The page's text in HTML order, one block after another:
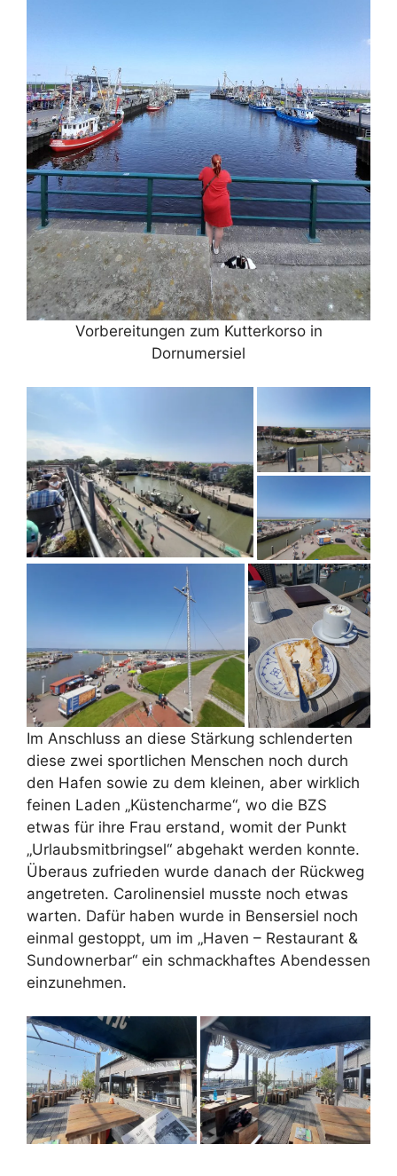
Vorbereitungen zum Kutterkorso in
Dornumersiel
Im Anschluss an diese Stärkung schlenderten
diese zwei sportlichen Menschen noch durch
den Hafen sowie zu dem kleinen, aber wirklich
feinen Laden „Küstencharme“, wo die BZS
etwas für ihre Frau erstand, womit der Punkt
„Urlaubsmitbringsel“ abgehakt werden konnte.
Überaus zufrieden wurde danach der Rückweg
angetreten. Carolinensiel musste noch etwas
warten. Dafür haben wurde in Bensersiel noch
einmal gestoppt, um im „Haven – Restaurant &
Sundownerbar“ ein schmackhaftes Abendessen
einzunehmen.